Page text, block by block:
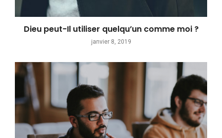
Dieu peut-Il utiliser quelqu’un comme moi ?
janvier 8, 2019